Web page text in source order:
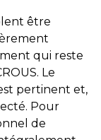
être
qui reste
Le
pertinent et,
Pour
de